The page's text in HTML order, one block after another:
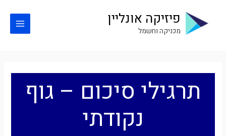
פיזיקה אונליין
מכניקה וחשמל
Main
תרגילי סיכום – גוף
נקודתי